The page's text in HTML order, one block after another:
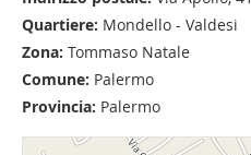
Quartiere: Mondello - Valdesi
Zona: Tommaso Natale
Comune: Palermo
Provincia: Palermo